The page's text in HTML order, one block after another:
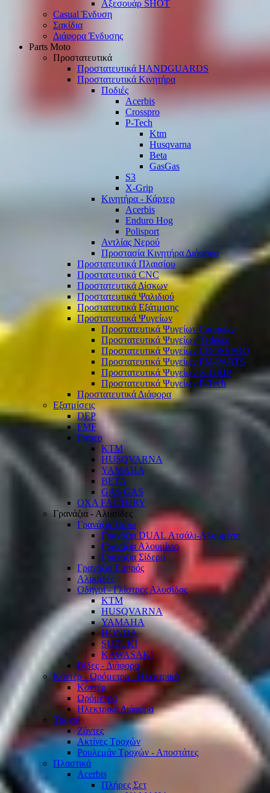
Αξεσουάρ SHOT
Casual Ένδυση
Σακίδια
Διάφορα Ένδυσης
Parts Moto
Προστατευτικά
Προστατευτικά HANDGUARDS
Προστατευτικά Κινητήρα
Ποδιές
Acerbis
Crosspro
P-Tech
Ktm
Husqvarna
Beta
GasGas
S3
X-Grip
Κινητήρα - Κάρτερ
Acerbis
Enduro Hog
Polisport
Αντλίας Νερού
Προστασία Κινητήρα Διάφορα
Προστατευτικά Πλαισίου
Προστατευτικά CNC
Προστατευτικά Δίσκων
Προστατευτικά Ψαλιδιού
Προστατευτικά Εξάτμισης
Προστατευτικά Ψυγείων
Προστατευτικά Ψυγείων Carapaks
Προστατευτικά Ψυγείων Tedesco
Προστατευτικά Ψυγείων CROSSPRO
Προστατευτικά Ψυγείων FM-PARTS
Προστατευτικά Ψυγείων X-GRIP
Προστατευτικά Ψυγείων P-Tech
Προστατευτικά Διάφορα
Εξατμίσεις
DEP
FMF
Fresco
KTM
HUSQVARNA
YAMAHA
BETA
GAS GAS
OXA FACTORY
Γρανάζια - Αλυσίδες
Γρανάζια Πίσω
Γρανάζια DUAL Ατσάλι-Αλουμίνιο
Γρανάζια Αλουμίνιο
Γρανάζια Σίδερο
Γρανάζια Εμπρός
Αλυσίδες
Οδηγοί - Γλίστρες Αλυσίδας
KTM
HUSQVARNA
YAMAHA
HONDA
SUZUKI
KAWASAKI
Βίδες - Διάφορα
Κοντέρ - Ωρόμετρα - Ηλεκτρικά
Κοντέρ
Ωρόμετρα
Ηλεκτρικά Διάφορα
Τροχοί
Ζάντες
Ακτίνες Τροχών
Ρουλεμάν Τροχών - Αποστάτες
Πλαστικά
Acerbis
Πλήρες Σετ